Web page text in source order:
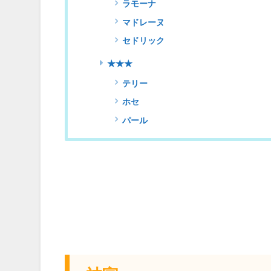
ラモーナ
マドレーヌ
セドリック
★★★
テリー
ホセ
パール